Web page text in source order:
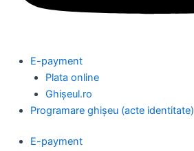
E-payment
Plata online
Ghișeul.ro
Programare ghișeu (acte identitate)
E-payment